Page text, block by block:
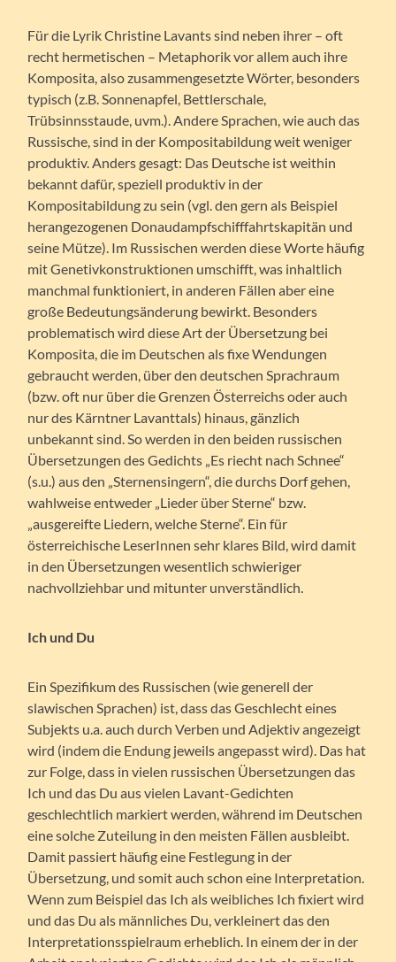
Für die Lyrik Christine Lavants sind neben ihrer – oft
recht hermetischen – Metaphorik vor allem auch ihre
Komposita, also zusammengesetzte Wörter, besonders
typisch (z.B. Sonnenapfel, Bettlerschale,
Trübsinnsstaude, uvm.). Andere Sprachen, wie auch das
Russische, sind in der Kompositabildung weit weniger
produktiv. Anders gesagt: Das Deutsche ist weithin
bekannt dafür, speziell produktiv in der
Kompositabildung zu sein (vgl. den gern als Beispiel
herangezogenen Donaudampfschifffahrtskapitän und
seine Mütze). Im Russischen werden diese Worte häufig
mit Genetivkonstruktionen umschifft, was inhaltlich
manchmal funktioniert, in anderen Fällen aber eine
große Bedeutungsänderung bewirkt. Besonders
problematisch wird diese Art der Übersetzung bei
Komposita, die im Deutschen als fixe Wendungen
gebraucht werden, über den deutschen Sprachraum
(bzw. oft nur über die Grenzen Österreichs oder auch
nur des Kärntner Lavanttals) hinaus, gänzlich
unbekannt sind. So werden in den beiden russischen
Übersetzungen des Gedichts „Es riecht nach Schnee“
(s.u.) aus den „Sternensingern“, die durchs Dorf gehen,
wahlweise entweder „Lieder über Sterne“ bzw.
„ausgereifte Liedern, welche Sterne“. Ein für
österreichische LeserInnen sehr klares Bild, wird damit
in den Übersetzungen wesentlich schwieriger
nachvollziehbar und mitunter unverständlich.
Ich und Du
Ein Spezifikum des Russischen (wie generell der
slawischen Sprachen) ist, dass das Geschlecht eines
Subjekts u.a. auch durch Verben und Adjektiv angezeigt
wird (indem die Endung jeweils angepasst wird). Das hat
zur Folge, dass in vielen russischen Übersetzungen das
Ich und das Du aus vielen Lavant-Gedichten
geschlechtlich markiert werden, während im Deutschen
eine solche Zuteilung in den meisten Fällen ausbleibt.
Damit passiert häufig eine Festlegung in der
Übersetzung, und somit auch schon eine Interpretation.
Wenn zum Beispiel das Ich als weibliches Ich fixiert wird
und das Du als männliches Du, verkleinert das den
Interpretationsspielraum erheblich. In einem der in der